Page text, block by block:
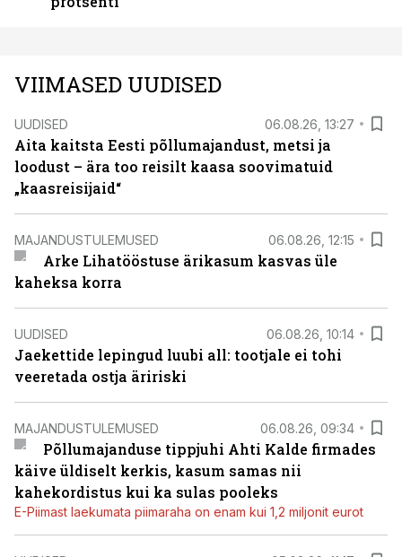
VIIMASED UUDISED
UUDISED 06.08.26, 13:27
Aita kaitsta Eesti põllumajandust, metsi ja
loodust – ära too reisilt kaasa soovimatuid
„kaasreisijaid“
MAJANDUSTULEMUSED 06.08.26, 12:15
Arke Lihatööstuse ärikasum kasvas üle
kaheksa korra
UUDISED 06.08.26, 10:14
Jaekettide lepingud luubi all: tootjale ei tohi
veeretada ostja äririski
MAJANDUSTULEMUSED 06.08.26, 09:34
Põllumajanduse tippjuhi Ahti Kalde firmades
käive üldiselt kerkis, kasum samas nii
kahekordistus kui ka sulas pooleks
E-Piimast laekumata piimaraha on enam kui 1,2 miljonit eurot